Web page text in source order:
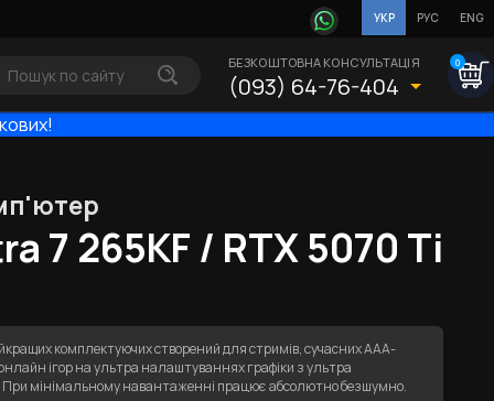
УКР РУС ENG
БЕЗКОШТОВНА КОНСУЛЬТАЦІЯ
(093) 64-76-404
0
7 265KF / RTX 5070 Ti
комплектуючих створений для стримів, сучасних ААА-
онлайн ігор на ультра налаштуваннях графіки з ультра
При мінімальному навантаженні працює абсолютно безшумно.